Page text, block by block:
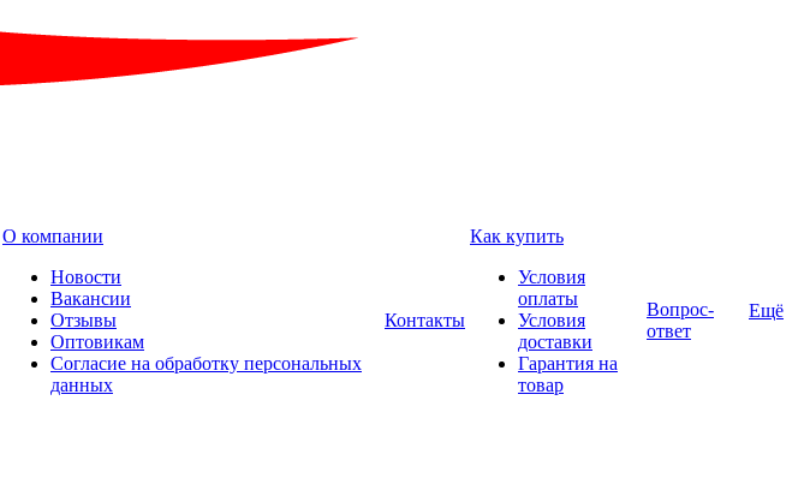
О компании
Новости
Вакансии
Отзывы
Оптовикам
Cогласие на обработку персональных
данных
Контакты
Как купить
Условия
оплаты
Условия
доставки
Гарантия на
товар
Вопрос-
ответ
Ещё